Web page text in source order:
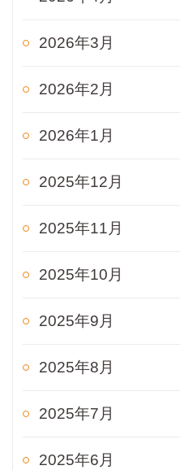
2026年3月
2026年2月
2026年1月
2025年12月
2025年11月
2025年10月
2025年9月
2025年8月
2025年7月
2025年6月